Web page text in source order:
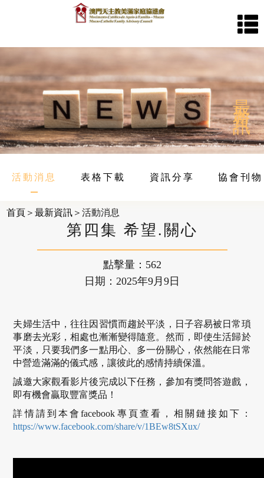
首
頁
關
於
協
中
心
婚
姻
最新
資訊
活動消息 表格下載 資訊分享 協會刊物
首頁 ＞最新資訊 ＞活動消息
第四集 希望.關心
點擊量：562
日期：2025年9月9日
夫婦生活中，往往因習慣而趨於平淡，日子容易被日常瑣
事磨去光彩，相處也漸漸變得隨意。然而，即使生活歸於
平淡，只要我們多一點用心、多一份關心，依然能在日常
中營造滿滿的儀式感，讓彼此的感情持續保溫。
誠邀大家觀看影片後完成以下任務，參加有獎問答遊戲，
即有機會贏取豐富獎品！
詳情請到本會facebook專頁查看，相關鏈接如下：
https://www.facebook.com/share/v/1BEw8tSXux/